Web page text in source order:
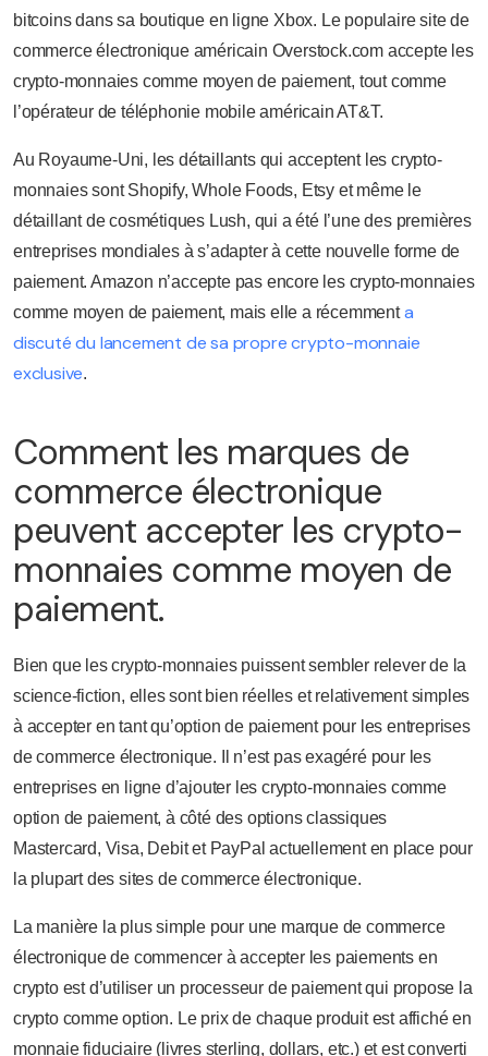
bitcoins dans sa boutique en ligne Xbox. Le populaire site de
commerce électronique américain Overstock.com accepte les
crypto-monnaies comme moyen de paiement, tout comme
l’opérateur de téléphonie mobile américain AT&T.
Au Royaume-Uni, les détaillants qui acceptent les crypto-
monnaies sont Shopify, Whole Foods, Etsy et même le
détaillant de cosmétiques Lush, qui a été l’une des premières
entreprises mondiales à s’adapter à cette nouvelle forme de
paiement. Amazon n’accepte pas encore les crypto-monnaies
comme moyen de paiement, mais elle a récemmenta
discuté du lancement de sa propre crypto-monnaie
exclusive.
Comment les marques de
commerce électronique
peuvent accepter les crypto-
monnaies comme moyen de
paiement.
Bien que les crypto-monnaies puissent sembler relever de la
science-fiction, elles sont bien réelles et relativement simples
à accepter en tant qu’option de paiement pour les entreprises
de commerce électronique. Il n’est pas exagéré pour les
entreprises en ligne d’ajouter les crypto-monnaies comme
option de paiement, à côté des options classiques
Mastercard, Visa, Debit et PayPal actuellement en place pour
la plupart des sites de commerce électronique.
La manière la plus simple pour une marque de commerce
électronique de commencer à accepter les paiements en
crypto est d’utiliser un processeur de paiement qui propose la
crypto comme option. Le prix de chaque produit est affiché en
monnaie fiduciaire (livres sterling, dollars, etc.) et est converti